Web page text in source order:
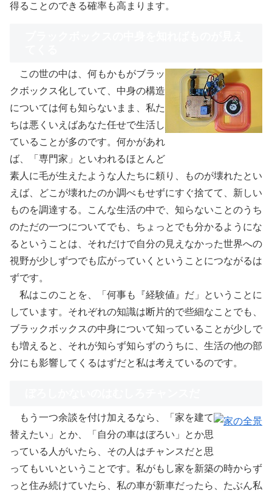
得ることのできる確率も高まります。
この世の中は、何もかもがブラッ
クボックス化していて、中身の構造
については何も知らないまま、私た
ちは悪くいえばあなた任せで生活し
ていることが多のです。何かがあれ
ば、「専門家」といわれるほとんど
素人に毛が生えたような人たちに頼り、ものが壊れたとい
えば、どこが壊れたのか調べもせずにすぐ捨てて、新しい
ものを調達する。こんな生活の中で、知らないことのうち
のただの一つについてでも、ちょっとでも分かるようにな
るということは、それだけで自分の見えなかった世界への
視野が少しずつでも広がっていくということにつながるは
ずです。
私はこのことを、「何事も『経験値』だ」ということに
しています。それぞれの知識は断片的で些細なことでも、
ブラックボックスの中身について知っていることが少しで
も増えると、それが知らず知らずのうちに、生活の他の部
分にも影響してくるはずだと私は考えているのです。
もう一つ余談を付け加えるなら、「家を建て
替えたい」とか、「自分の車はぼろい」とか思
っている人がいたら、その人はチャンスだと思
ってもいいということです。私がもし家を新築の時からず
っと住み続けていたら、私の車が新車だったら、たぶん私